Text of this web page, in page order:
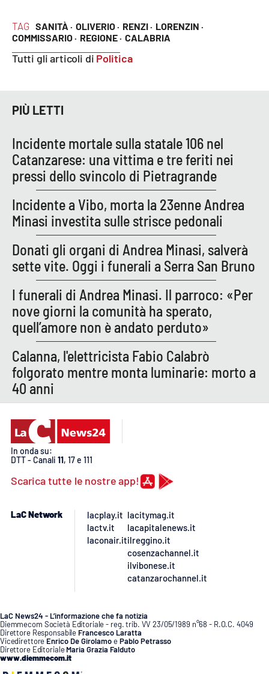
Food
Storie
LAC
NETWORK
Lacplay.it
Lactv.it
Laconair.it
Lacitymag.it
Lacapitalenews.it
Ilreggino.it
Cosenzachannel.it
Ilvibonese.it
Catanzarochannel.it
APP
Android
Apple
TAG SANITÀ · OLIVERIO · RENZI · LORENZIN ·
COMMISSARIO · REGIONE · CALABRIA
Tutti gli articoli di Politica
PIÙ LETTI
Incidente mortale sulla statale 106 nel
Catanzarese: una vittima e tre feriti nei
pressi dello svincolo di Pietragrande
Incidente a Vibo, morta la 23enne Andrea
Minasi investita sulle strisce pedonali
Donati gli organi di Andrea Minasi, salverà
sette vite. Oggi i funerali a Serra San Bruno
I funerali di Andrea Minasi. Il parroco: «Per
nove giorni la comunità ha sperato,
quell’amore non è andato perduto»
Calanna, l'elettricista Fabio Calabrò
folgorato mentre monta luminarie: morto a
40 anni
In onda su:
DTT - Canali 11, 17 e 111
Scarica tutte le nostre app!
LaC Network
lacplay.it
lactv.it
laconair.it
lacitymag.it
lacapitalenews.it
ilreggino.it
cosenzachannel.it
ilvibonese.it
catanzarochannel.it
LaC News24 - L’informazione che fa notizia
Diemmecom Società Editoriale - reg. trib. VV 23/05/1989 n°68 - R.O.C. 4049
Direttore Responsabile Francesco Laratta
Vicedirettore Enrico De GirolamoePablo Petrasso
Direttore Editoriale Maria Grazia Falduto
www.diemmecom.it